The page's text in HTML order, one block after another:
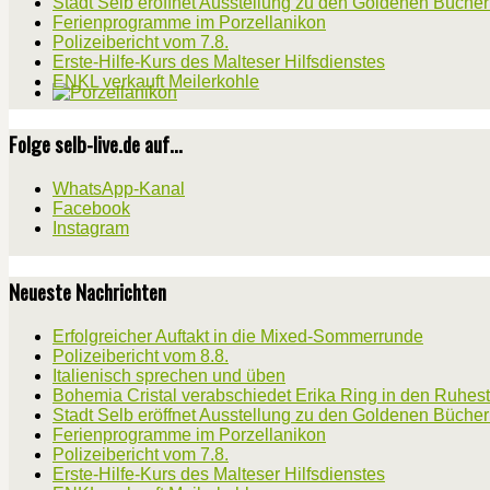
Ferienprogramme im Porzellanikon
Polizeibericht vom 7.8.
Erste-Hilfe-Kurs des Malteser Hilfsdienstes
ENKL verkauft Meilerkohle
Folge selb-live.de auf...
WhatsApp-Kanal
Facebook
Instagram
Neueste Nachrichten
Erfolgreicher Auftakt in die Mixed-Sommerrunde
Polizeibericht vom 8.8.
Italienisch sprechen und üben
Bohemia Cristal verabschiedet Erika Ring in den
Stadt Selb eröffnet Ausstellung zu den Goldenen
Ferienprogramme im Porzellanikon
Polizeibericht vom 7.8.
Erste-Hilfe-Kurs des Malteser Hilfsdienstes